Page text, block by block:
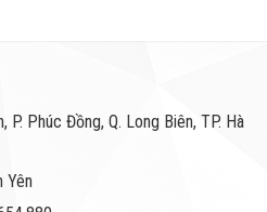
P. Phúc Đồng, Q. Long Biên, TP. Hà
Yên